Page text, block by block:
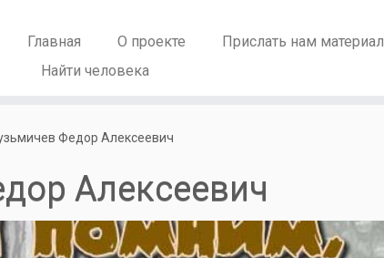
Главная О проекте Прислать нам материал
Найти человека
Федор Алексеевич
Алексеевич